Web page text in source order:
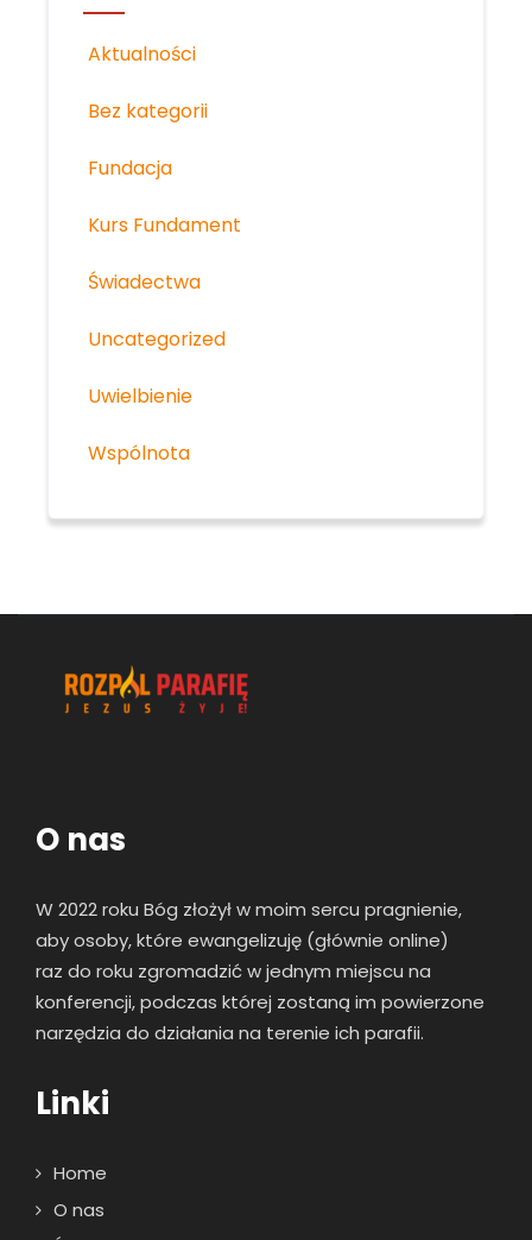
Aktualności
Bez kategorii
Fundacja
Kurs Fundament
Świadectwa
Uncategorized
Uwielbienie
Wspólnota
O nas
W 2022 roku Bóg złożył w moim sercu pragnienie,
aby osoby, które ewangelizuję (głównie online)
raz do roku zgromadzić w jednym miejscu na
konferencji, podczas której zostaną im powierzone
narzędzia do działania na terenie ich parafii.
Linki
Home
O nas